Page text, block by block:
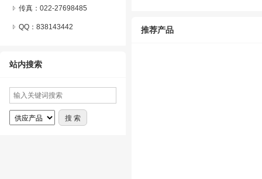
传真：022-27698485
QQ： 838143442
站内搜索
推荐产品